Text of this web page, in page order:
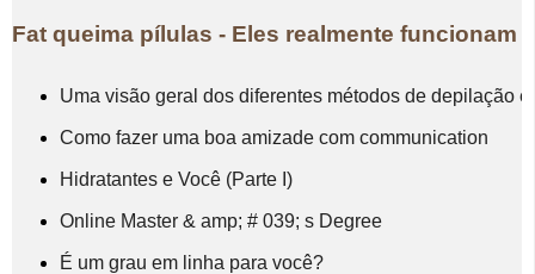
Fat queima pílulas - Eles realmente funcionam
Uma visão geral dos diferentes métodos de depilação e
Como fazer uma boa amizade com communication
Hidratantes e Você (Parte I)
Online Master & amp; # 039; s Degree
É um grau em linha para você?